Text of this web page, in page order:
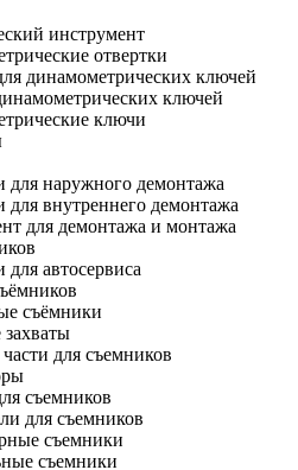
инструмент
отвертки
динамометрических ключей
ключей
ключи
для наружного демонтажа
внутреннего демонтажа
для демонтажа и монтажа
автосервиса
съёмники
для съемников
съемников
для съемников
съемники
съемники